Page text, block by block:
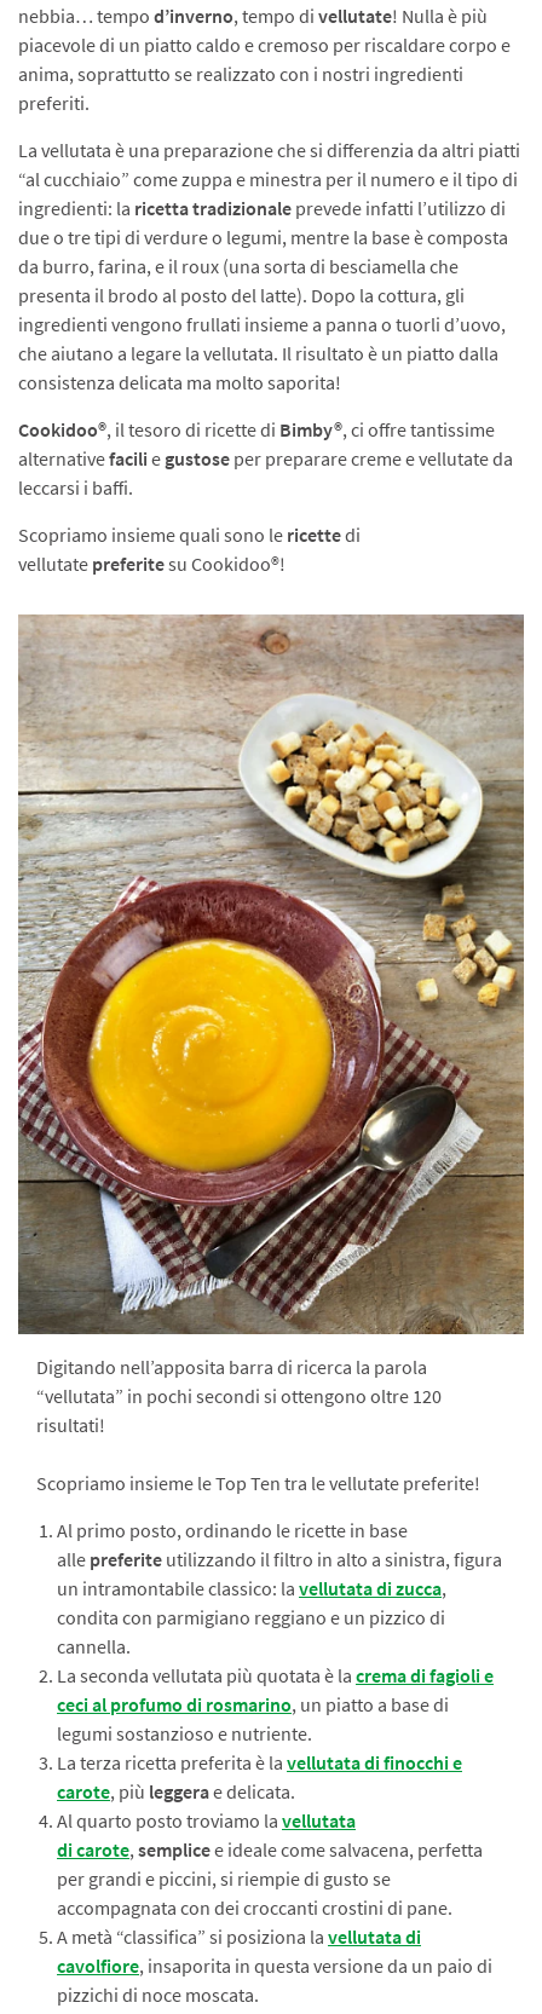
nebbia… tempo d’inverno, tempo di vellutate! Nulla è più
piacevole di un piatto caldo e cremoso per riscaldare corpo e
anima, soprattutto se realizzato con i nostri ingredienti
preferiti.
La vellutata è una preparazione che si differenzia da altri piatti
“al cucchiaio” come zuppa e minestra per il numero e il tipo di
ingredienti: la ricettatradizionale prevede infatti l’utilizzo di
due o tre tipi di verdure o legumi, mentre la base è composta
da burro, farina, e il roux (una sorta di besciamella che
presenta il brodo al posto del latte). Dopo la cottura, gli
ingredienti vengono frullati insieme a panna o tuorli d’uovo,
che aiutano a legare la vellutata. Il risultato è un piatto dalla
consistenza delicata ma molto saporita!
Cookidoo®, il tesoro di ricette di Bimby®, ci offre tantissime
alternativefacili e gustose per preparare creme e vellutate da
leccarsi i baffi.
Scopriamo insieme quali sono le ricettedi
vellutate preferitesu Cookidoo®!
Digitando nell’apposita barra di ricerca la parola
“vellutata” in pochi secondi si ottengono oltre 120
risultati!
Scopriamo insieme le Top Ten tra le vellutate preferite!
Al primo posto, ordinando le ricette in base
alle preferite utilizzando il filtro in alto a sinistra, figura
un intramontabile classico: la vellutata di zucca,
condita con parmigiano reggiano e un pizzico di
cannella.
La seconda vellutata più quotata è la crema di fagioli e
ceci al profumo di rosmarino, un piatto a base di
legumi sostanzioso e nutriente.
La terza ricetta preferita è la vellutata di finocchi e
carote, più leggerae delicata.
Al quarto posto troviamo la vellutata
di carote, semplicee ideale come salvacena, perfetta
per grandi e piccini, si riempie di gusto se
accompagnata con dei croccanti crostini di pane.
A metà “classifica” si posiziona la vellutata di
cavolfiore, insaporita in questa versione da un paio di
pizzichi di noce moscata.